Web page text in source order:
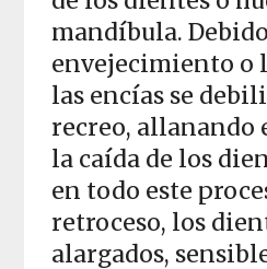
mandíbula.
envejecimiento o
las encías se
recreo, allanando
la caída de los
en todo este
retroceso, los
alargados,